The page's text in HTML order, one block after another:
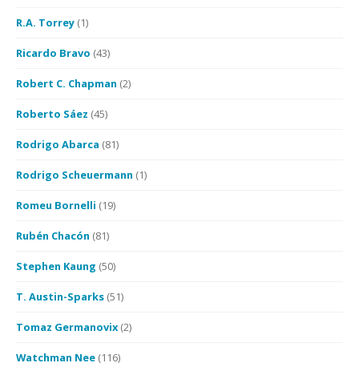
R.A. Torrey (1)
Ricardo Bravo (43)
Robert C. Chapman (2)
Roberto Sáez (45)
Rodrigo Abarca (81)
Rodrigo Scheuermann (1)
Romeu Bornelli (19)
Rubén Chacón (81)
Stephen Kaung (50)
T. Austin-Sparks (51)
Tomaz Germanovix (2)
Watchman Nee (116)